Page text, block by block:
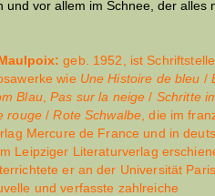
und vor allem im Schnee, der alles
geb. 1952, ist
wie Une Histoire de bleu /
Blau,Pas sur la neige / Schritte
rouge/Rote Schwalbe , die im
Mercure de France und in
Leipziger Literaturverlag
er an der Universität
und verfasste zahlreiche